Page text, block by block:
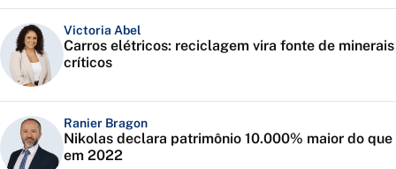
Victoria Abel
Carros elétricos: reciclagem vira fonte de minerais
críticos
Ranier Bragon
Nikolas declara patrimônio 10.000% maior do que
em 2022